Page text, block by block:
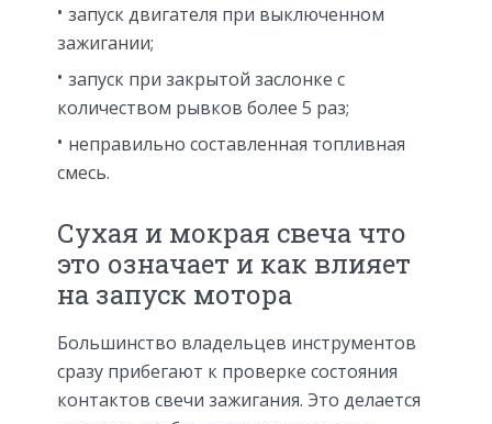
запуск двигателя при выключенном
зажигании;
запуск при закрытой заслонке с
количеством рывков более 5 раз;
неправильно составленная топливная
смесь.
Сухая и мокрая свеча что
это означает и как влияет
на запуск мотора
Большинство владельцев инструментов
сразу прибегают к проверке состояния
контактов свечи зажигания. Это делается